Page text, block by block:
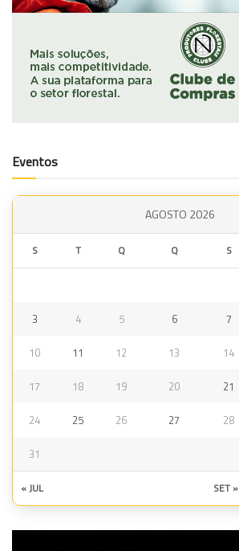
Eventos
AGOSTO 2026
S T Q Q S
3 4 5 6 7
10 11 12 13 14
17 18 19 20 21
24 25 26 27 28
31
« JUL SET »